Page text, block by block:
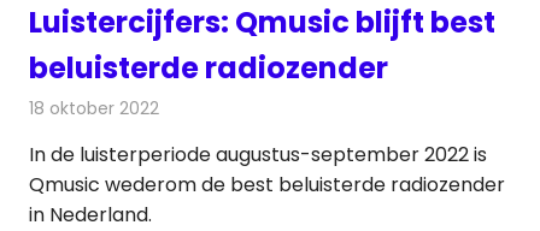
Luistercijfers: Qmusic blijft best
beluisterde radiozender
18 oktober 2022
In de luisterperiode augustus-september 2022 is
Qmusic wederom de best beluisterde radiozender
in Nederland.